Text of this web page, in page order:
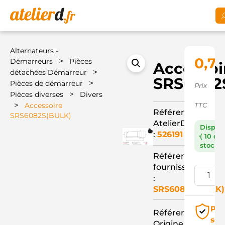
Alternateurs -
Démarreurs
>
Pièces
détachées Démarreur
>
Pièces de démarreur >
Pièces diverses > Divers
>
Accessoire
SRS6082S(BULK)
Référence
AtelierD
:526191
Référence
fournisseur
:
SRS6082S(BULK)
Référence
0,71
Prix
TTC
( 10 en
stock )